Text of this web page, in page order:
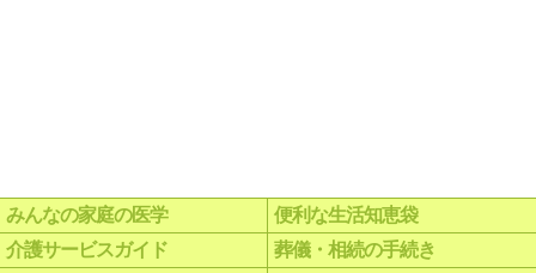
みんなの家庭の医学
便利な生活知恵袋
介護サービスガイド
葬儀・相続の手続き